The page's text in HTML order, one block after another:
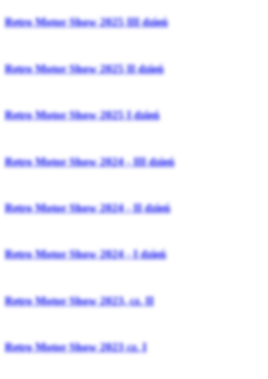
Retro Motor Show 2025 III dzień
Retro Motor Show 2025 II dzień
Retro Motor Show 2025 I dzień
Retro Motor Show 2024 - III dzień
Retro Motor Show 2024 - II dzień
Retro Motor Show 2024 - I dzień
Retro Motor Show 2023, cz. II
Retro Motor Show 2023 cz. I